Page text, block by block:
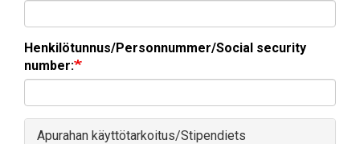
Henkilötunnus/Personnummer/Social security
number:
Apurahan käyttötarkoitus/Stipendiets